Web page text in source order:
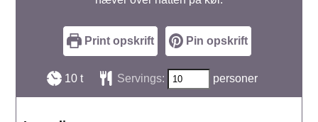
Print opskrift Pin opskrift
10timer
t Servings: personer